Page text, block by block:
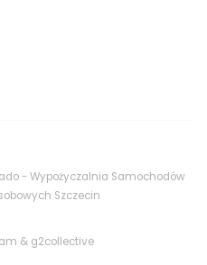
- Wypożyczalnia Samochodów
Szczecin
& g2collective